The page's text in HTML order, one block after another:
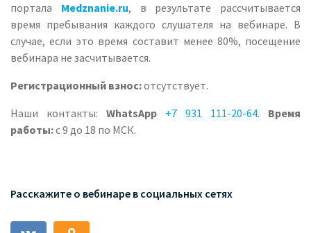
портала Medznanie.ru, в результате рассчитывается
время пребывания каждого слушателя на вебинаре. В
случае, если это время составит менее 80%, посещение
вебинара не засчитывается.
Регистрационный взнос:отсутствует.
Наши контакты: WhatsApp +7 931 111-20-64. Время
работы:с 9 до 18 по МСК.
Расскажите о вебинаре в социальных сетях